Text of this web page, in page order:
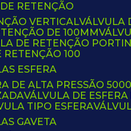
DE RETENÇÃO
VERTICAL
DE 100MM
DE RETENÇÃO
RETENÇÃO 100
ESFERA
DE ALTA PRESSÃO
VÁLVULA DE
TIPO ESFERA
GAVETA